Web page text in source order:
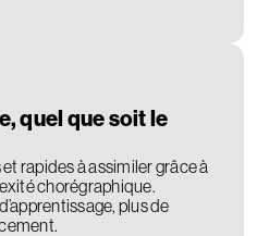
quel que soit le
rapides à assimiler grâce à
chorégraphique.
plus de